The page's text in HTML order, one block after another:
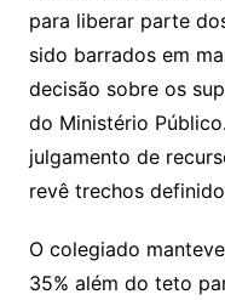
para liberar parte
sido barrados em
decisão sobre os
do Ministério
julgamento de
revê trechos
O colegiado
35% além do teto